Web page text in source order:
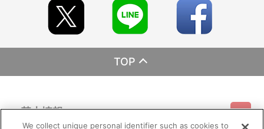
TOP
基本情報
We collect unique personal identifier such as cookies to